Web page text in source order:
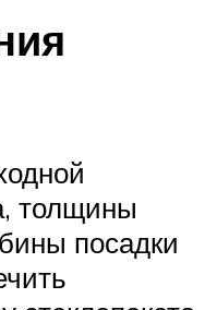
толщины
посадки